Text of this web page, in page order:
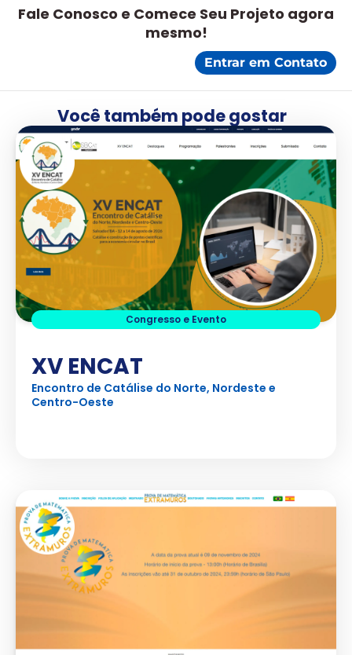
Fale Conosco e Comece Seu Projeto agora
mesmo!
Entrar em Contato
Você também pode gostar
Congresso e Evento
XV ENCAT
Encontro de Catálise do Norte, Nordeste e
Centro-Oeste